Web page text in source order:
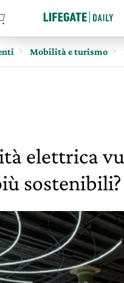
Mobilità e turismo
elettrica
sostenibili?